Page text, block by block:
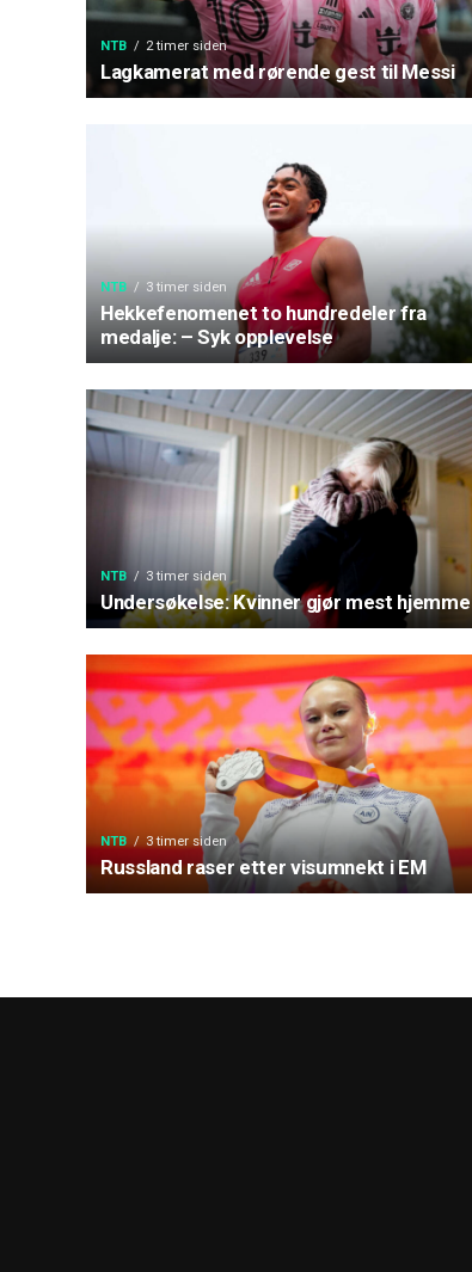
NTB 2 timer siden
Lagkamerat med rørende gest til Messi
NTB 3 timer siden
Hekkefenomenet to hundredeler fra
medalje: – Syk opplevelse
NTB 3 timer siden
Undersøkelse: Kvinner gjør mest hjemme
NTB 3 timer siden
Russland raser etter visumnekt i EM